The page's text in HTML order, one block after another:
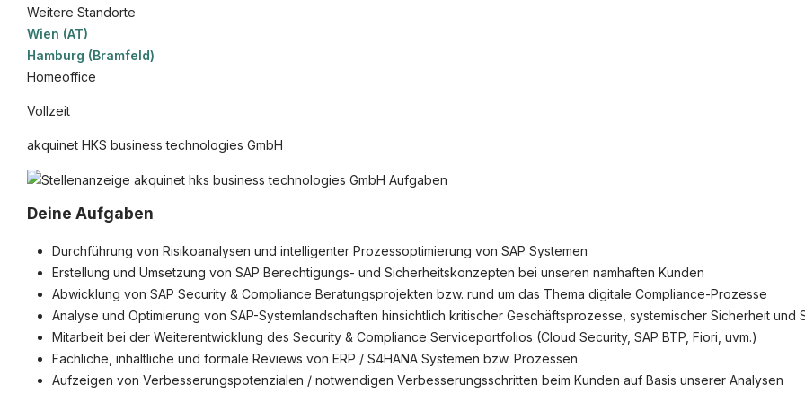
Weitere Standorte
Wien (AT)
Hamburg (Bramfeld)
Homeoffice
Vollzeit
akquinet HKS business technologies GmbH
Deine Aufgaben
Durchführung von Risikoanalysen und intelligenter Prozessoptimierung von SAP Systemen
Erstellung und Umsetzung von SAP Berechtigungs- und Sicherheitskonzepten bei unseren namhaften Kunden
Abwicklung von SAP Security & Compliance Beratungsprojekten bzw. rund um das Thema digitale Compliance-Prozesse
Analyse und Optimierung von SAP-Systemlandschaften hinsichtlich kritischer Geschäftsprozesse, systemischer Sicherheit und
Mitarbeit bei der Weiterentwicklung des Security & Compliance Serviceportfolios (Cloud Security, SAP BTP, Fiori, uvm.)
Fachliche, inhaltliche und formale Reviews von ERP / S4HANA Systemen bzw. Prozessen
Aufzeigen von Verbesserungspotenzialen / notwendigen Verbesserungsschritten beim Kunden auf Basis unserer Analysen
©informatikjobs.at